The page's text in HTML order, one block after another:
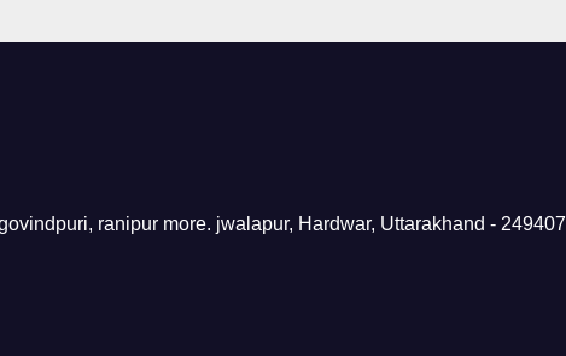
ranipur more. jwalapur, Hardwar, Uttarakhand - 249407